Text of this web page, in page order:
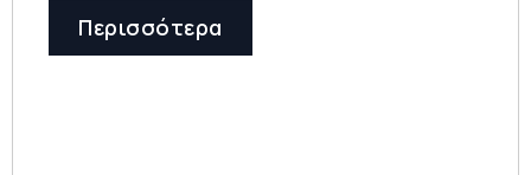
Περισσότερα